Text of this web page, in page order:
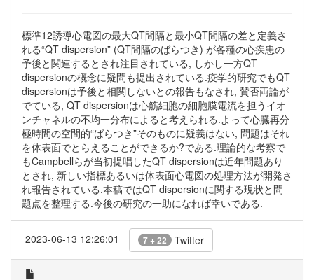
標準12誘導心電図の最大QT間隔と最小QT間隔の差と定義さ
れる“QT dispersion” (QT間隔のばらつき) が各種の心疾患の
予後と関連するとされ注目されている, しかし一方QT
dispersionの概念に疑問も提出されている.疫学的研究でもQT
dispersionは予後と相関しないとの報告もなされ, 賛否両論が
でている, QT dispersionは心筋細胞の細胞膜電流を担うイオ
ンチャネルの不均一分布によると考えられる.よって心臓再分
極時間の空間的“ばらつき”そのものに疑義はない, 問題はそれ
を体表面でとらえることができるか?である.理論的な考察で
もCampbellらが当初提唱したQT dispersionは近年問題あり
とされ, 新しい指標あるいは体表面心電図の処理方法が開発さ
れ報告されている.本稿ではQT dispersionに関する現状と問
題点を整理する.今後の研究の一助になれば幸いである.
2023-06-13 12:26:01 7 + 22 Twitter